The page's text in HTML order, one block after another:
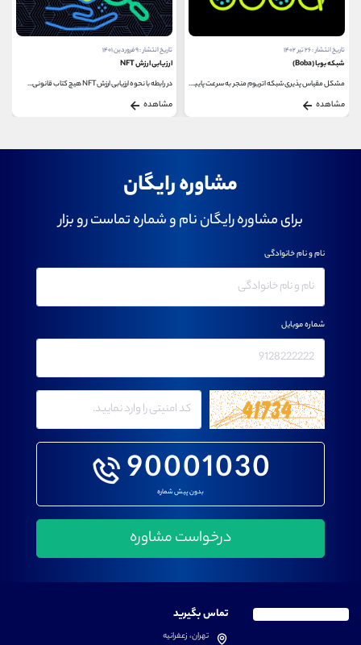
تاریخ انتشار : ۲۶ تیر ۱۴۰۲
شبکه بوبا (Boba)
مشکل مقیاس پذیری شبکه اتریوم منجر به سرعت پایین...
مشاهده
تاریخ انتشار : ۹ فروردین ۱۴۰۱
ارزیابی ارزش NFT
در رابطه با نحوه ارزیابی ارزش NFT هیچ کتاب قانونی...
مشاهده
مشاوره رایگان
برای مشاوره رایگان نام و شماره تماست رو بزار
90001030
بدون پیش شماره
نام و نام خانوادگی
شماره موبایل
تماس بگیرید
تهران، زعفرانیه